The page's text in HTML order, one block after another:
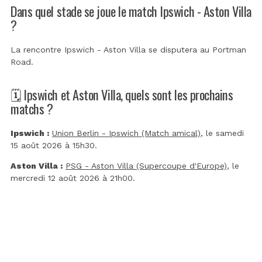
Dans quel stade se joue le match Ipswich - Aston Villa
?
La rencontre Ipswich - Aston Villa se disputera au Portman
Road.
🗓️ Ipswich et Aston Villa, quels sont les prochains
matchs ?
Ipswich : Union Berlin - Ipswich (Match amical), le samedi
15 août 2026 à 15h30.
Aston Villa : PSG - Aston Villa (Supercoupe d'Europe), le
mercredi 12 août 2026 à 21h00.